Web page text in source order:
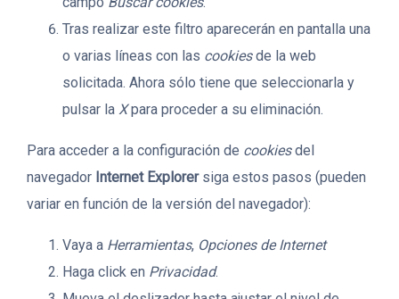
Tras realizar este filtro aparecerán en pantalla una
o varias líneas con las cookiesde la web
solicitada. Ahora sólo tiene que seleccionarla y
pulsar la Xpara proceder a su eliminación.
Para acceder a la configuración de cookiesdel
navegador Internet Explorersiga estos pasos (pueden
variar en función de la versión del navegador):
Vaya a Herramientas, Opciones de Internet
Haga click en Privacidad.